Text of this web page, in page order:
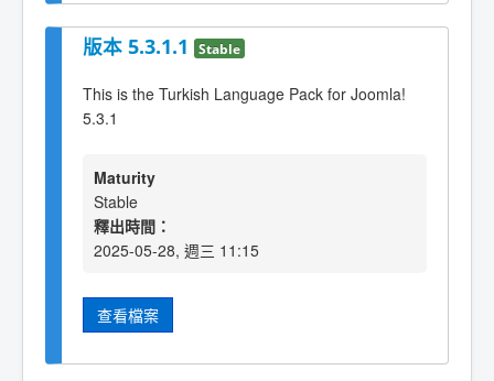
版本 5.3.1.1 Stable
This is the Turkish Language Pack for Joomla!
5.3.1
Maturity
Stable
釋出時間：
2025-05-28, 週三 11:15
查看檔案